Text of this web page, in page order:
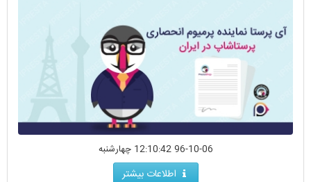
96-10-06 12:10:42 چهارشنبه
اطلاعات بیشتر